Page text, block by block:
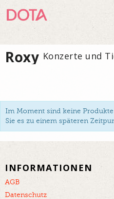
Roxy Konzerte und
Im Moment sind keine
Sie es zu einem späteren
INFORMATIONEN
AGB
Datenschutz